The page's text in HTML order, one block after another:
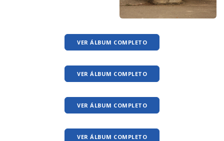
VER ÁLBUM COMPLETO
VER ÁLBUM COMPLETO
VER ÁLBUM COMPLETO
VER ÁLBUM COMPLETO